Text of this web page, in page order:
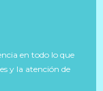
en todo lo que
y la atención de